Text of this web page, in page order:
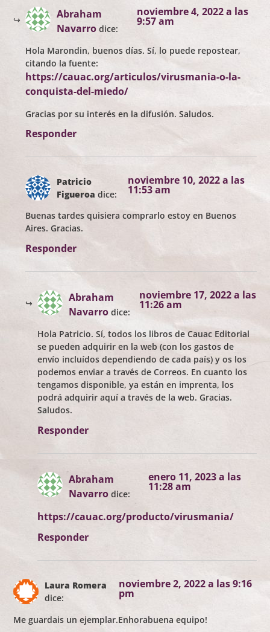
Abraham
Navarro dice:
noviembre 4, 2022 a las
9:57 am
Hola Marondin, buenos días. Sí, lo puede repostear,
citando la fuente:
https://cauac.org/articulos/virusmania-o-la-
conquista-del-miedo/
Gracias por su interés en la difusión. Saludos.
Responder
Patricio
Figueroa dice:
noviembre 10, 2022 a las
11:53 am
Buenas tardes quisiera comprarlo estoy en Buenos
Aires. Gracias.
Responder
Abraham
Navarro dice:
noviembre 17, 2022 a las
11:26 am
Hola Patricio. Sí, todos los libros de Cauac Editorial
se pueden adquirir en la web (con los gastos de
envío incluídos dependiendo de cada país) y os los
podemos enviar a través de Correos. En cuanto los
tengamos disponible, ya están en imprenta, los
podrá adquirir aquí a través de la web. Gracias.
Saludos.
Responder
Abraham
Navarro dice:
enero 11, 2023 a las
11:28 am
https://cauac.org/producto/virusmania/
Responder
Laura Romera
dice:
noviembre 2, 2022 a las 9:16
pm
Me guardais un ejemplar.Enhorabuena equipo!